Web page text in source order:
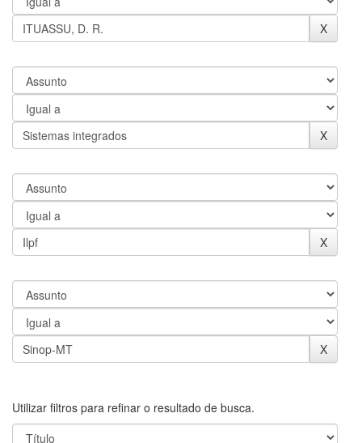
Utilizar filtros para refinar o resultado de busca.